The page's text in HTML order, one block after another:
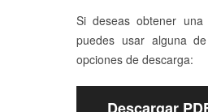
Si deseas obtener
puedes usar alguna
opciones de descarga: